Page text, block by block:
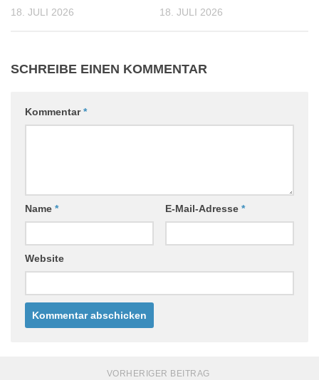
18. JULI 2026 18. JULI 2026
SCHREIBE EINEN KOMMENTAR
Kommentar*
Name * E-Mail-Adresse *
Website
VORHERIGER BEITRAG